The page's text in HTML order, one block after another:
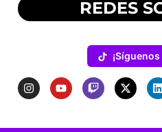
REDES